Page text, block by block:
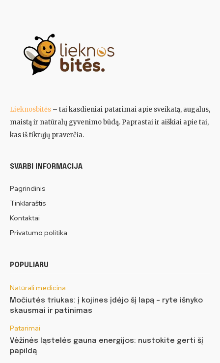
Lieknosbitės – tai kasdieniai patarimai apie sveikatą, augalus,
maistą ir natūralų gyvenimo būdą. Paprastai ir aiškiai apie tai,
kas iš tikrųjų praverčia.
SVARBI INFORMACIJA
Pagrindinis
Tinklaraštis
Kontaktai
Privatumo politika
POPULIARU
Natūrali medicina
Močiutės triukas: į kojines įdėjo šį lapą – ryte išnyko
skausmai ir patinimas
Patarimai
Vėžinės ląstelės gauna energijos: nustokite gerti šį
papildą